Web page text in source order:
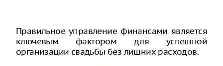
Правильное управление финансами является
ключевым фактором для успешной
организации свадьбы без лишних расходов.